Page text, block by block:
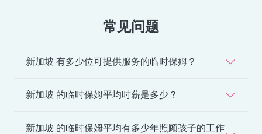
常见问题
新加坡 有多少位可提供服务的临时保姆？
新加坡 的临时保姆平均时薪是多少？
新加坡 的临时保姆平均有多少年照顾孩子的工作